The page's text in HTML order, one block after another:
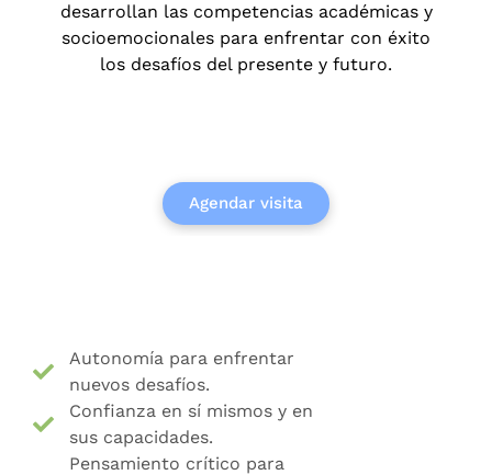
desarrollan las competencias académicas y
socioemocionales para enfrentar con éxito
los desafíos del presente y futuro.
Agendar visita
Autonomía para enfrentar
nuevos desafíos.
Confianza en sí mismos y en
sus capacidades.
Pensamiento crítico para